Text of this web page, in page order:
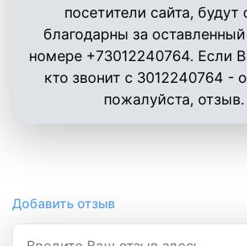
посетители сайта, будут
благодарны за
номере +73012240764. Если
кто звонит с 3012240764 -
пожалуйста, отзыв.
Добавить отзыв